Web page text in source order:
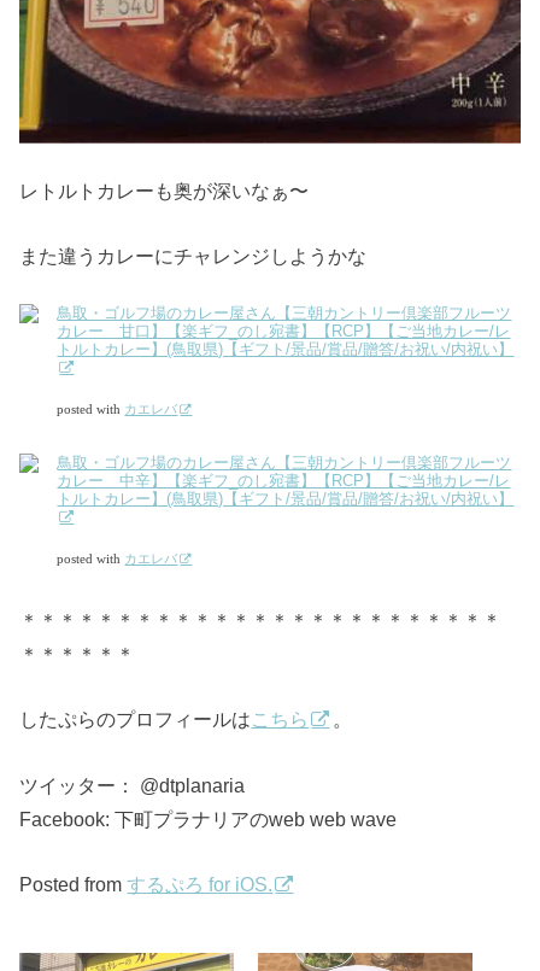
レトルトカレーも奥が深いなぁ〜
また違うカレーにチャレンジしようかな
鳥取・ゴルフ場のカレー屋さん【三朝カントリー倶楽部フルーツ
カレー 甘口】【楽ギフ_のし宛書】【RCP】【ご当地カレー/レ
トルトカレー】(鳥取県)【ギフト/景品/賞品/贈答/お祝い/内祝い】
posted with カエレバ
鳥取・ゴルフ場のカレー屋さん【三朝カントリー倶楽部フルーツ
カレー 中辛】【楽ギフ_のし宛書】【RCP】【ご当地カレー/レ
トルトカレー】(鳥取県)【ギフト/景品/賞品/贈答/お祝い/内祝い】
posted with カエレバ
＊＊＊＊＊＊＊＊＊＊＊＊＊＊＊＊＊＊＊＊＊＊＊＊＊
＊＊＊＊＊＊
したぷらのプロフィールはこちら 。
ツイッター： @dtplanaria
Facebook: 下町プラナリアのweb web wave
Posted fromするぷろ for iOS.